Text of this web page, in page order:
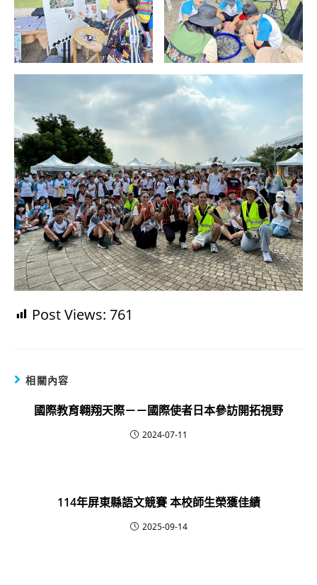
Post Views: 761
相關內容
國際教育翱翔天際－－國際使者日本參訪開拓視野
2024-07-11
114年屏東縣語文競賽 本校師生榮獲佳績
2025-09-14